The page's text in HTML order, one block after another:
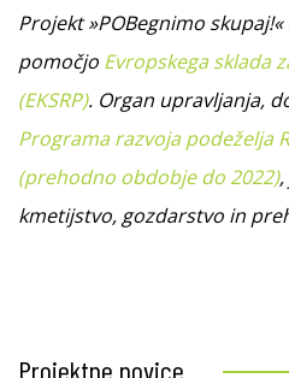
Projekt »POBegnimo
pomočjo Evropskega sklada
(EKSRP). Organ upravljanja,
Programa razvoja podeželja
(prehodno obdobje do 2022)
kmetijstvo, gozdarstvo in
Projektne novice